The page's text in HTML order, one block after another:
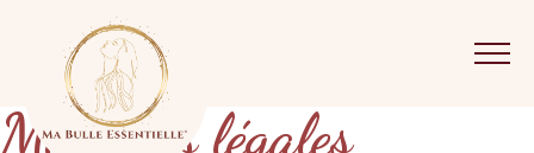
Mentions légales